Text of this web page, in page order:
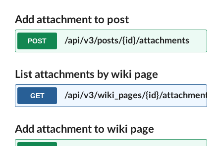
Add attachment to post
POST /api/v3/posts/{id}/attachments
List attachments by wiki page
GET /api/v3/wiki_pages/{id}/attachments
Add attachment to wiki page